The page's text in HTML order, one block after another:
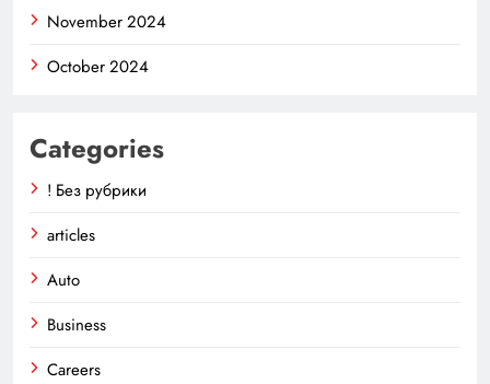
November 2024
October 2024
Categories
! Без рубрики
articles
Auto
Business
Careers